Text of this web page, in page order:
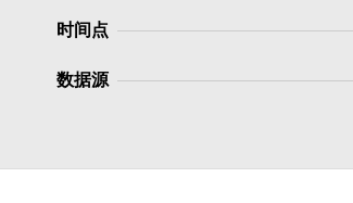
时间点
数据源